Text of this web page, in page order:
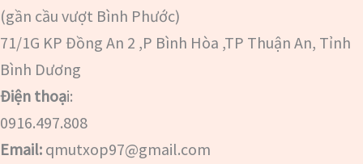
(gần cầu vượt Bình Phước)
71/1G KP Đồng An 2 ,P Bình Hòa ,TP Thuận An, Tỉnh
Bình Dương
Điện thoại:
0916.497.808
Email: qmutxop97@gmail.com